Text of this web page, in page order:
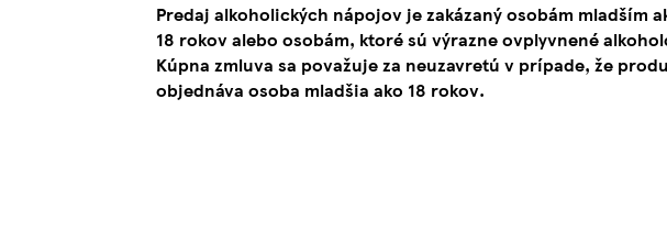
Predaj alkoholických nápojov je zakázaný osobám mladším
18 rokov alebo osobám, ktoré sú výrazne ovplyvnené
Kúpna zmluva sa považuje za neuzavretú v prípade, že
objednáva osoba mladšia ako 18 rokov.